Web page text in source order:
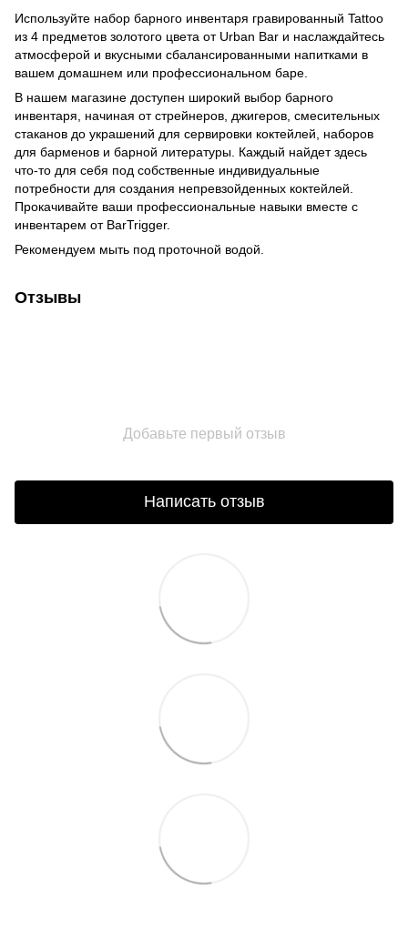
Используйте набор барного инвентаря гравированный Tattoo
из 4 предметов золотого цвета от Urban Bar и наслаждайтесь
атмосферой и вкусными сбалансированными напитками в
вашем домашнем или профессиональном баре.
В нашем магазине доступен широкий выбор барного
инвентаря, начиная от стрейнеров, джигеров, смесительных
стаканов до украшений для сервировки коктейлей, наборов
для барменов и барной литературы. Каждый найдет здесь
что-то для себя под собственные индивидуальные
потребности для создания непревзойденных коктейлей.
Прокачивайте ваши профессиональные навыки вместе с
инвентарем от BarTrigger.
Рекомендуем мыть под проточной водой.
Отзывы
Добавьте первый отзыв
Написать отзыв